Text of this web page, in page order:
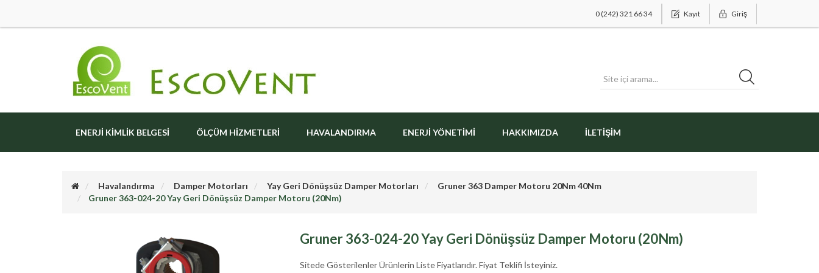
0 (242) 321 66 34 Kayıt Giriş
ENERJI KIMLIK BELGESI ÖLÇÜM HIZMETLERI HAVALANDIRMA ENERJI YÖNETIMI HAKKIMIZDA İLETIŞIM
Havalandırma Damper Motorları Yay Geri Dönüşsüz Damper Motorları
Gruner 363 Damper Motoru 20Nm 40Nm
Gruner 363-024-20 Yay Geri Dönüşsüz Damper Motoru (20Nm)
Gruner 363-024-20 Yay Geri Dönüşsüz Damper Motoru (20Nm)
Sitede Gösterilenler Ürünlerin Liste Fiyatlarıdır. Fiyat Teklifi İsteyiniz.